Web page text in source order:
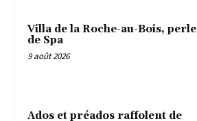
Villa de la Roche-au-Bois, perle
de Spa
9 août 2026
Ados et préados raffolent de